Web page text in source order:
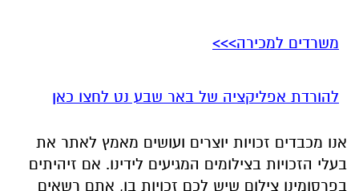
משרדים למכירה>>>
להורדת אפליקציה של באר שבע נט לחצו כאן
אנו מכבדים זכויות יוצרים ועושים מאמץ לאתר את
בעלי הזכויות בצילומים המגיעים לידינו. אם זיהיתים
בפרסומינו צילום שיש לכם זכויות בו, אתם רשאים